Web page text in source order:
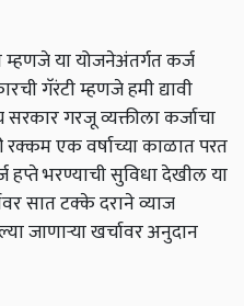
म्हणजे या योजनेअंतर्गत कर्ज
गॅरंटी म्हणजे हमी द्यावी
गरजू व्यक्तीला कर्जाचा
एक वर्षाच्या काळात परत
भरण्याची सुविधा देखील या
सात टक्के दराने व्याज
जाणाऱ्या खर्चावर अनुदान